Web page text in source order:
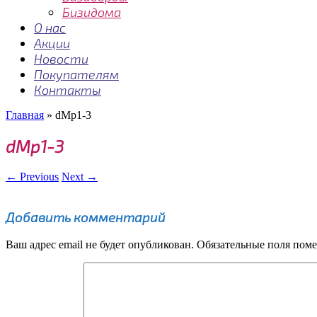
Бизидома
О нас
Акции
Новости
Покупателям
Контакты
Главная » dMp1-3
dMp1-3
← Previous Next →
Добавить комментарий
Ваш адрес email не будет опубликован. Обязательные поля